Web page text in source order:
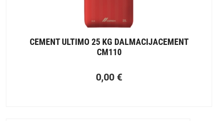
CEMENT ULTIMO 25 KG DALMACIJACEMENT
CM110
0,00 €